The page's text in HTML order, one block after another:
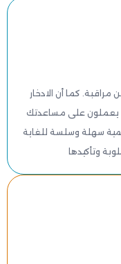
كما أن الادخار
يعملون على مساعدتك
سهلة وسلسة للغاية